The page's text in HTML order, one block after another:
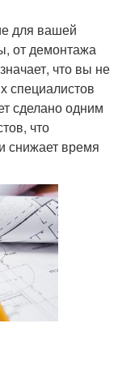
под ключ
для вашей
от демонтажа
что вы не
специалистов
сделано одним
что
снижает время